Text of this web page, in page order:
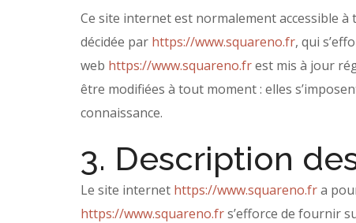
Ce site internet est normalement accessible
décidée par https://www.squareno.fr, qui
web https://www.squareno.frest mis à jour
être modifiées à tout moment : elles
connaissance.
3. Description
Le site internet https://www.squareno.fra
https://www.squareno.frs’efforce de fournir